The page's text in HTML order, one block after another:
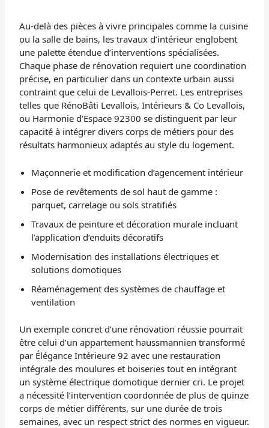
Au-delà des pièces à vivre principales comme la cuisine
ou la salle de bains, les travaux d’intérieur englobent
une palette étendue d’interventions spécialisées.
Chaque phase de rénovation requiert une coordination
précise, en particulier dans un contexte urbain aussi
contraint que celui de Levallois-Perret. Les entreprises
telles que RénoBâti Levallois, Intérieurs & Co Levallois,
ou Harmonie d’Espace 92300 se distinguent par leur
capacité à intégrer divers corps de métiers pour des
résultats harmonieux adaptés au style du logement.
Maçonnerie et modification d’agencement intérieur
Pose de revêtements de sol haut de gamme :
parquet, carrelage ou sols stratifiés
Travaux de peinture et décoration murale incluant
l’application d’enduits décoratifs
Modernisation des installations électriques et
solutions domotiques
Réaménagement des systèmes de chauffage et
ventilation
Un exemple concret d’une rénovation réussie pourrait
être celui d’un appartement haussmannien transformé
par Élégance Intérieure 92 avec une restauration
intégrale des moulures et boiseries tout en intégrant
un système électrique domotique dernier cri. Le projet
a nécessité l’intervention coordonnée de plus de quinze
corps de métier différents, sur une durée de trois
semaines, avec un respect strict des normes en vigueur.